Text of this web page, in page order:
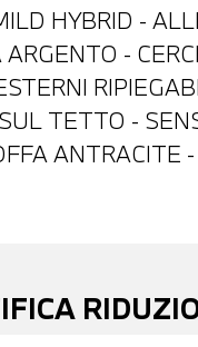
HYBRID -
-
TETTO -
ANTRACITE
CORSIA -
PERMUTA -